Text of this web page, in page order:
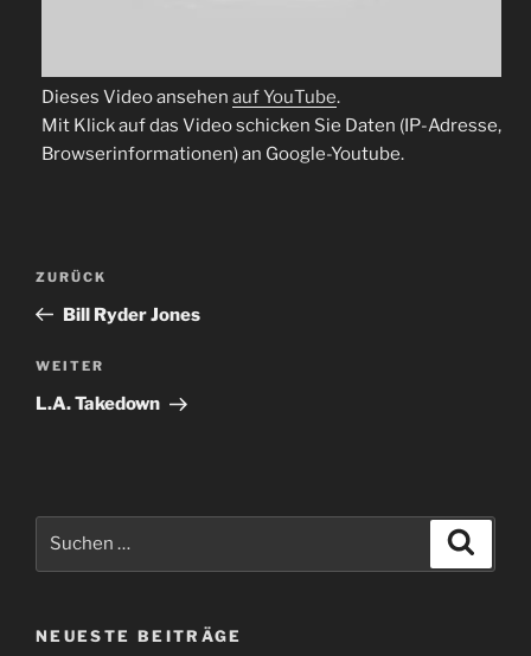
Dieses Video ansehen auf YouTube.
Mit Klick auf das Video schicken Sie Daten (IP-Adresse,
Browserinformationen) an Google-Youtube.
Beitragsnavigation
Vorheriger
Beitrag
ZURÜCK
Bill Ryder Jones
Nächster
Beitrag
WEITER
L.A. Takedown
NEUESTE BEITRÄGE